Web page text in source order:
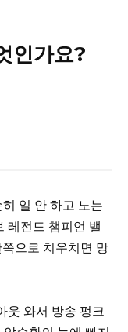
인가요?
일 안 하고 노는
레전드 챔피언 밸
으로 치우치면 망
웃 와서 방송 펑크